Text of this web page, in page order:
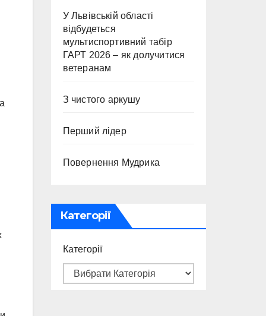
У Львівській області
відбудеться
мультиспортивний табір
ГАРТ 2026 – як долучитися
ветеранам
З чистого аркушу
Перший лідер
Повернення Мудрика
Категорії
Категорії